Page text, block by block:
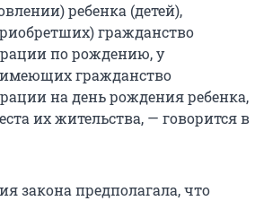
ребенка (детей),
гражданство
по рождению, у
гражданство
на день рождения ребенка,
их жительства, — говорится в
закона предполагала, что